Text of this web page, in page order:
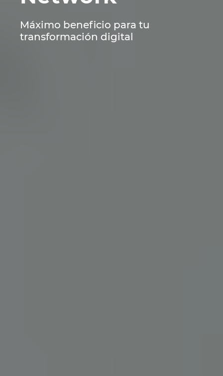
Máximo beneficio para tu
transformación digital